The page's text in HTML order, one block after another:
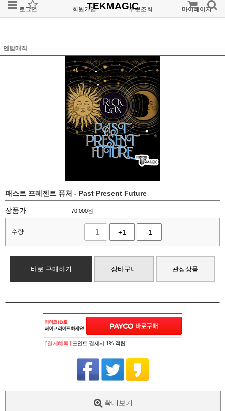
로그인 회원가입 주문조회 마이페이지
TEKMAGIC
멘탈매직
패스트 프레젠트 퓨처 - Past Present Future
상품가 70,000원
수량 +1 -1
바로 구매하기 장바구니 관심상품
[ 결제혜택 ] 포인트 결제시 1% 적립!
확대보기